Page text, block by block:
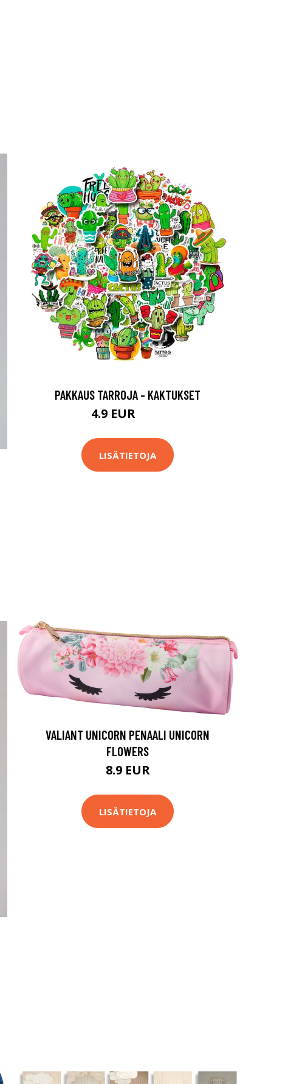
PAKKAUS TARROJA - KAKTUKSET
4.9 EUR
LISÄTIETOJA
VALIANT UNICORN PENAALI UNICORN
FLOWERS
8.9 EUR
LISÄTIETOJA